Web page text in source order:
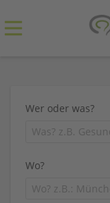
Wer oder was?
Wo?